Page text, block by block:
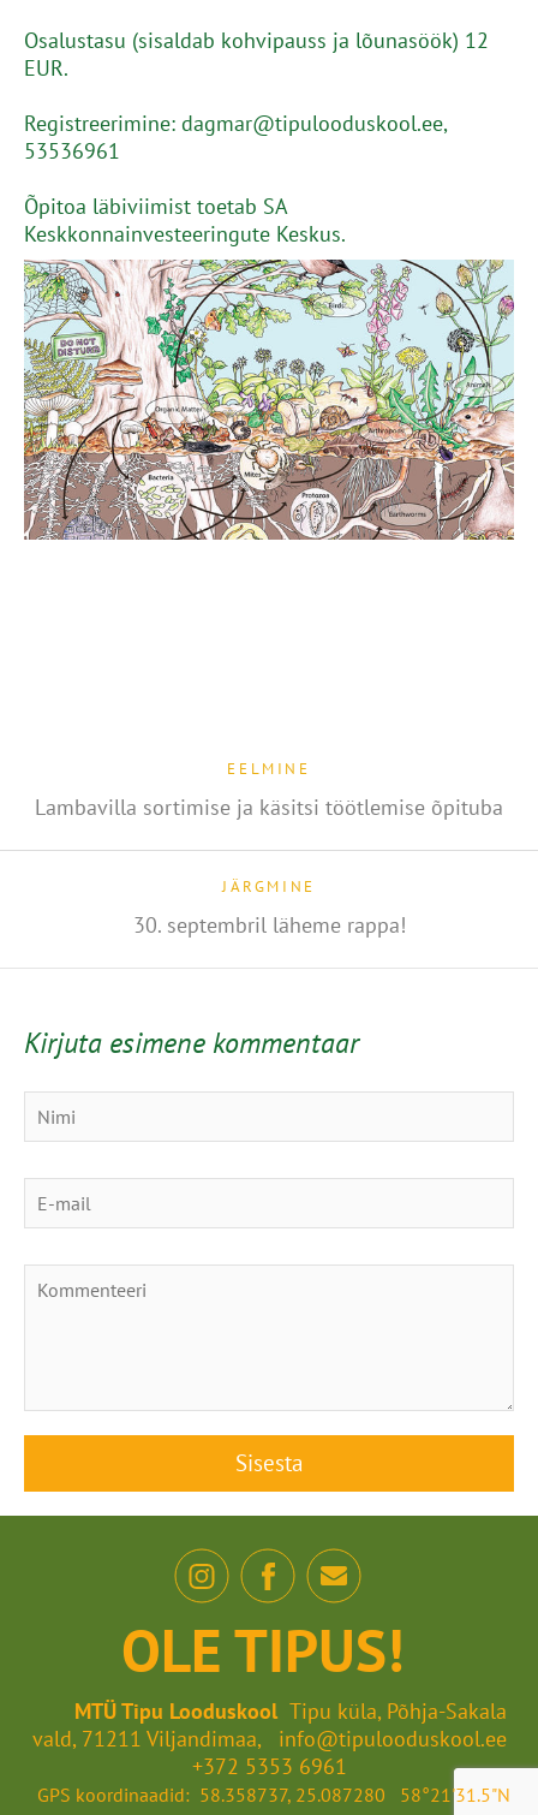
Osalustasu (sisaldab kohvipauss ja lõunasöök) 12
EUR.
Registreerimine: dagmar@tipulooduskool.ee,
53536961
Õpitoa läbiviimist toetab SA
Keskkonnainvesteeringute Keskus.
EELMINE
Lambavilla sortimise ja käsitsi töötlemise õpituba
JÄRGMINE
30. septembril läheme rappa!
Kirjuta esimene kommentaar
OLE TIPUS!
MTÜ Tipu Looduskool Tipu küla, Põhja-Sakala
vald, 71211 Viljandimaa, info@tipulooduskool.ee
+372 5353 6961
GPS koordinaadid: 58.358737, 25.087280 58°21'31.5"N